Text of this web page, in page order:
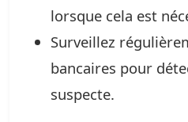
lorsque cela est
Surveillez
bancaires pour
suspecte.